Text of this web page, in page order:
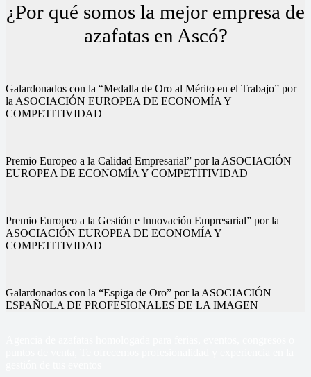
¿Por qué somos la mejor empresa de
azafatas en Ascó?
Galardonados con la “Medalla de Oro al Mérito en el Trabajo” por
la ASOCIACIÓN EUROPEA DE ECONOMÍA Y
COMPETITIVIDAD
Premio Europeo a la Calidad Empresarial” por la ASOCIACIÓN
EUROPEA DE ECONOMÍA Y COMPETITIVIDAD
Premio Europeo a la Gestión e Innovación Empresarial” por la
ASOCIACIÓN EUROPEA DE ECONOMÍA Y
COMPETITIVIDAD
Galardonados con la “Espiga de Oro” por la ASOCIACIÓN
ESPAÑOLA DE PROFESIONALES DE LA IMAGEN